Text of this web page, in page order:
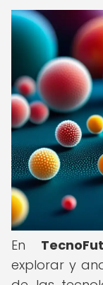
En
explorar y